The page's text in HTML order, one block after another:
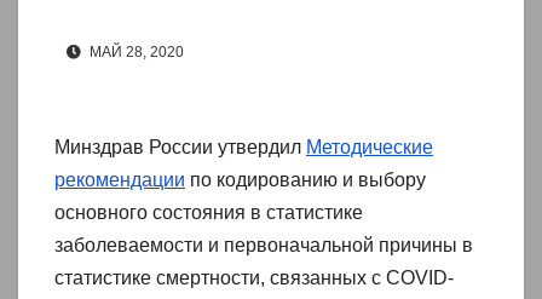
МАЙ 28, 2020
Минздрав России утвердил Методические
рекомендации по кодированию и выбору
основного состояния в статистике
заболеваемости и первоначальной причины в
статистике смертности, связанных с COVID-